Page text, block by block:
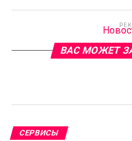
ВАС МОЖЕТ
СЕРВИСЫ